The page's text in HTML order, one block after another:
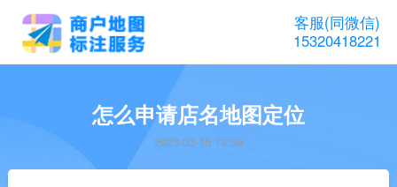
客服(同微信)
15320418221
怎么申请店名地图定位
2023-03-16 14:09